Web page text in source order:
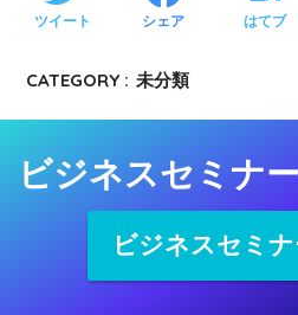
ツイート シェア はてブ
CATEGORY : 未分類
ビジネスセミナー
ビジネスセミ